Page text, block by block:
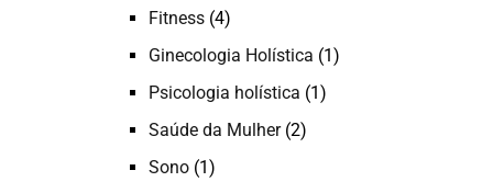
Fitness (4)
Ginecologia Holística (1)
Psicologia holística (1)
Saúde da Mulher(2)
Sono (1)